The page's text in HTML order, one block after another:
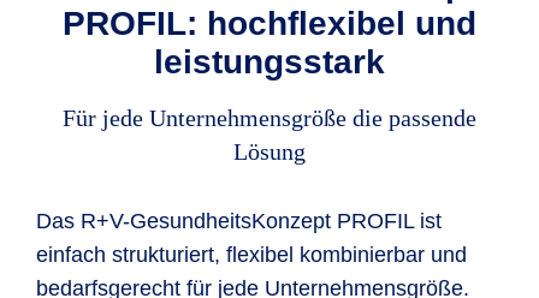
PROFIL: hochflexibel und
leistungsstark
Für jede Unternehmensgröße die passende
Lösung
Das R+V-GesundheitsKonzept PROFIL ist
einfach strukturiert, flexibel kombinierbar und
bedarfsgerecht für jede Unternehmensgröße.